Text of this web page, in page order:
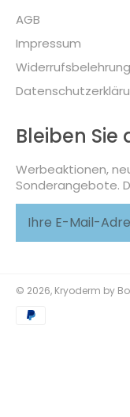
AGB
Impressum
Widerrufsbelehrung
Bleiben
Werbeaktionen,
Sonderangebote.
© 2026, Kryoderm by